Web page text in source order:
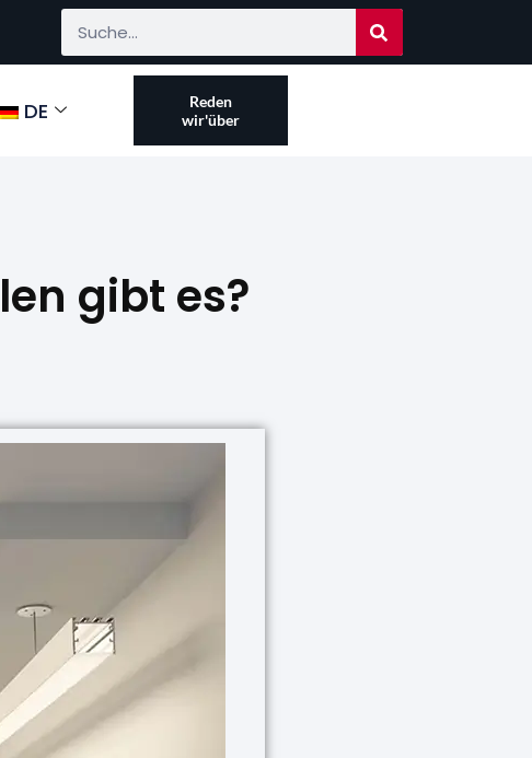
DE
Reden
wir'über
gibt es?